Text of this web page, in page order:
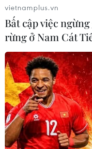
vietnamplus.vn
Bất cập việc
rừng ở Nam Cát